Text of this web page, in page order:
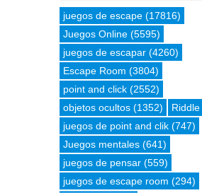
juegos de escape (17816)
Juegos Online (5595)
juegos de escapar (4260)
Escape Room (3804)
point and click (2552)
objetos ocultos (1352) Riddle
juegos de point and clik (747)
Juegos mentales (641)
juegos de pensar (559)
juegos de escape room (294)